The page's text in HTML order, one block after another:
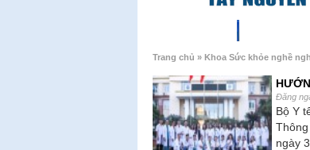
Trang chủ » Khoa Sức khỏe nghề
Đăng
Bộ Y
ngày